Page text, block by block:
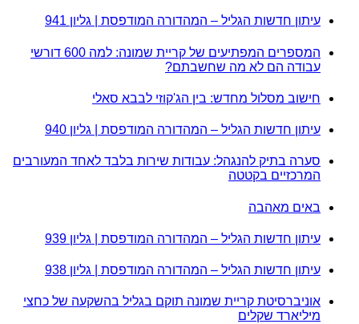
עיתון חדשות הגליל – המהדורה המודפסת | גליון 941
המספרים המפתיעים של קריית שמונה: למה 600 דורשי
עבודה הם לא מה שחשבתם?
חישוב מסלול מחדש: בין הג'קוזי לבבא סאלי
עיתון חדשות הגליל – המהדורה המודפסת | גליון 940
סערה בתיק להנגהל: עבודות שירות בלבד לאחד המעורבים
המרכזיים בקטטה
באים מאהבה
עיתון חדשות הגליל – המהדורה המודפסת | גליון 939
עיתון חדשות הגליל – המהדורה המודפסת | גליון 938
אוניברסיטת קריית שמונה תוקם בגליל בהשקעה של כחצי
מיליארד שקלים